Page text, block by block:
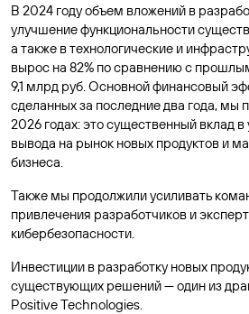
В 2024 году объем вложений в
улучшение функциональности
а также в технологические и
вырос на 82% по сравнению с
9,1 млрд руб. Основной финансовый
сделанных за последние два года, мы
2026 годах: это существенный вклад
вывода на рынок новых продуктов и
бизнеса.
Также мы продолжили усиливать
привлечения разработчиков и
кибербезопасности.
Инвестиции в разработку новых
существующих решений — один из
Positive Technologies.